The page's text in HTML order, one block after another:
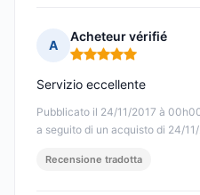
A
Acheteur vérifié
Nota: 5 su 5
Pubblicato il 24/11/2017 à
a seguito di un acquisto di 24/
Servizio eccellente
Recensione tradotta